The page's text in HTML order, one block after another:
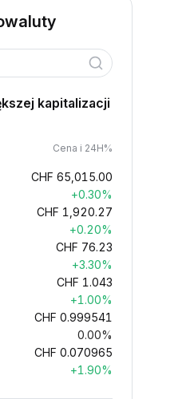
kapitalizacji
Cena i 24H%
CHF 65,015.00
+0.30%
CHF 1,920.27
+0.20%
CHF 76.23
+3.30%
CHF 1.043
+1.00%
CHF 0.999541
0.00%
CHF 0.070965
+1.90%